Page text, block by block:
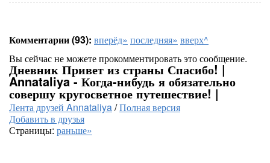
Комментарии (93): вперёд» последняя» вверх^
Вы сейчас не можете прокомментировать это сообщение.
Дневник Привет из страны Спасибо! |
Annataliya - Когда-нибудь я обязательно
совершу кругосветное путешествие! |
Лента друзей Annataliya/Полная версия
Добавить в друзья
Страницы: раньше»